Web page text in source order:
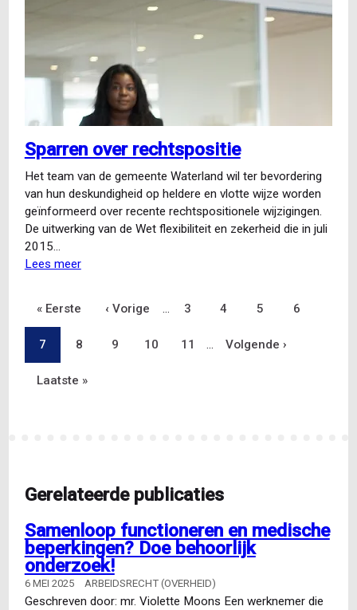
persoonlijk
conflict
Sparren over rechtspositie
Het team van de gemeente Waterland wil ter bevordering
van hun deskundigheid op heldere en vlotte wijze worden
geïnformeerd over recente rechtspositionele wijzigingen.
De uitwerking van de Wet flexibiliteit en zekerheid die in juli
2015…
Lees meerover
rechtspositie
Paginering
Eerste
pagina
« Eerste Vorige
pagina
‹ Vorige … Pagina
3 Pagina
4 Pagina
5 Pagina
6
Pagina
7 Pagina
8 Pagina
9 Pagina
10 Pagina
11 … Volgende
Volgende ›
Laatste
Laatste »
Gerelateerde publicaties
Samenloop functioneren en medische
beperkingen? Doe behoorlijk
onderzoek!
6 MEI 2025 ARBEIDSRECHT (OVERHEID)
Geschreven door: mr. Violette Moons Een werknemer die